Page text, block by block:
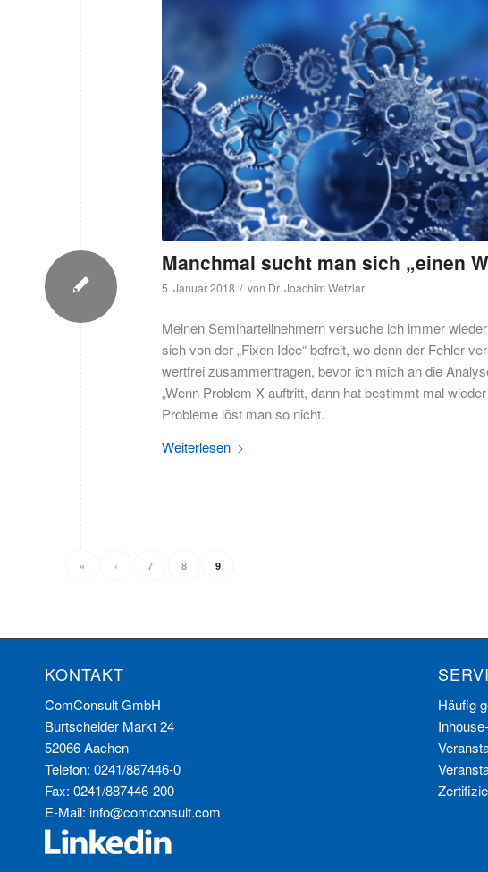
Manchmal sucht man sich „einen
5. Januar 2018 / von Dr. Joachim Wetzlar
Meinen Seminarteilnehmern versuche ich immer
sich von der „Fixen Idee“ befreit, wo denn der Fehler
wertfrei zusammentragen, bevor ich mich an die
„Wenn Problem X auftritt, dann hat bestimmt mal
Probleme löst man so nicht.
Weiterlesen
« ‹ 7 8 9
KONTAKT
ComConsult GmbH
Burtscheider Markt 24
52066 Aachen
Telefon: 0241/887446-0
Fax: 0241/887446-200
E-Mail: info@comconsult.com
Häufig